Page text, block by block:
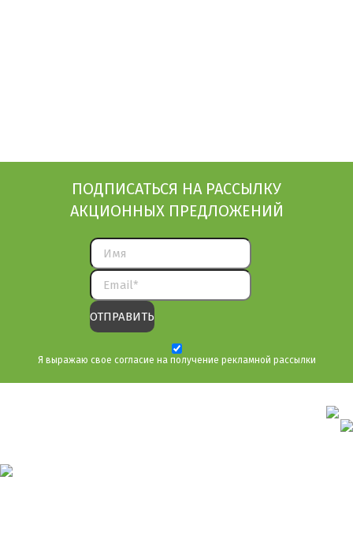
ПОДПИСАТЬСЯ НА РАССЫЛКУ
АКЦИОННЫХ ПРЕДЛОЖЕНИЙ
Я выражаю свое согласие на получение рекламной рассылки